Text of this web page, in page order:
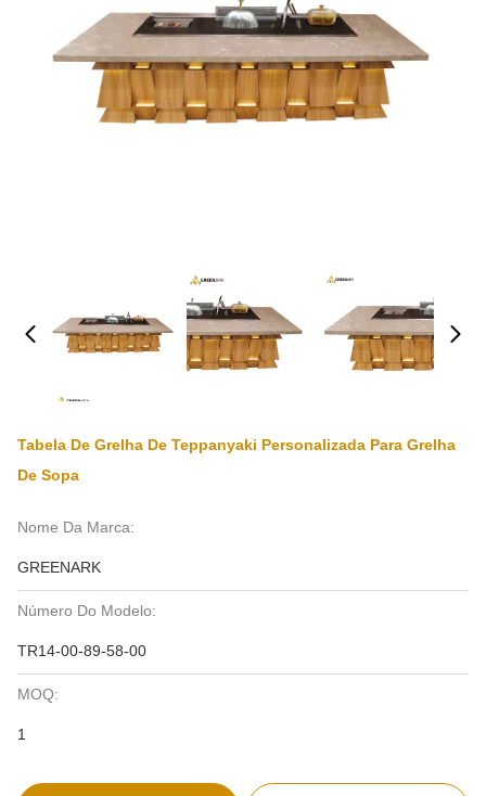
Tabela De Grelha De Teppanyaki Personalizada Para Grelha
De Sopa
Nome Da Marca:
GREENARK
Número Do Modelo:
TR14-00-89-58-00
MOQ:
1